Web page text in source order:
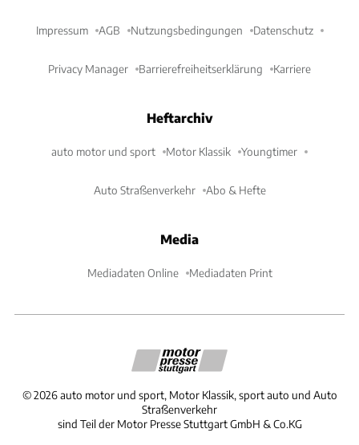
Impressum AGB Nutzungsbedingungen Datenschutz
Privacy Manager Barrierefreiheitserklärung Karriere
Heftarchiv
auto motor und sport Motor Klassik Youngtimer
Auto Straßenverkehr Abo & Hefte
Media
Mediadaten Online Mediadaten Print
©2026 auto motor und sport, Motor Klassik, sport auto und Auto
Straßenverkehr
sind Teil der Motor Presse Stuttgart GmbH & Co.KG